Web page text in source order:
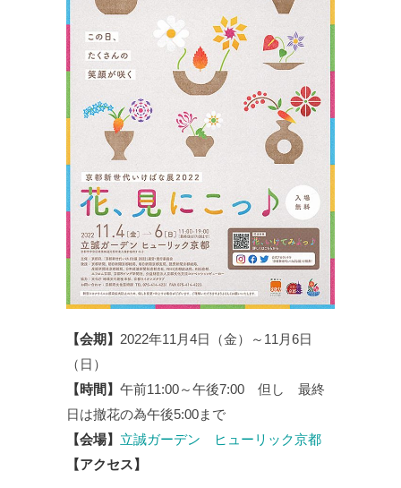
【会期】 2022年11月4日（金）～11月6日
（日）
【時間】 午前11:00～午後7:00 但し 最終
日は撤花の為午後5:00まで
【会場】 立誠ガーデン ヒューリック京都
【アクセス】